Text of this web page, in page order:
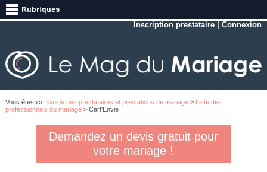
Inscription prestataire |Connexion
Vous êtes ici : Guide des prestataires et prestations de mariage> Liste des
professionnels du mariage> Cart'Envie
Demandez un devis gratuit pour
votre mariage !